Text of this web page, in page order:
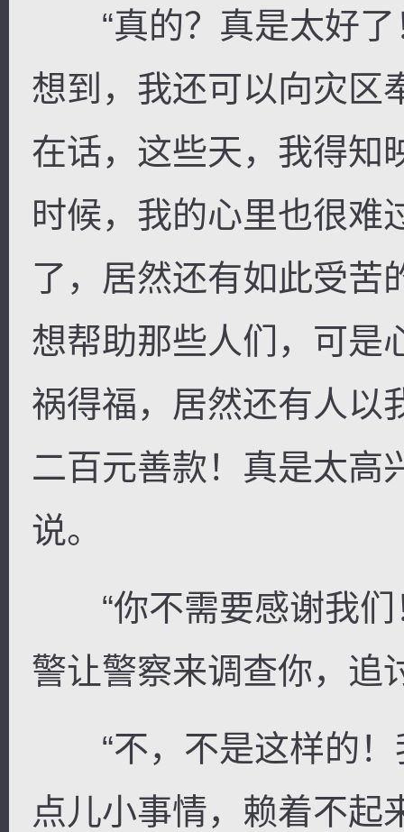
“真的？真是太好了
想到，我还可以向灾区
在话，这些天，我得知
时候，我的心里也很难
了，居然还有如此受苦
想帮助那些人们，可是
祸得福，居然还有人以
二百元善款！真是太高
说。
“你不需要感谢我们
警让警察来调查你，追
“不，不是这样的！
点儿小事情，赖着不起